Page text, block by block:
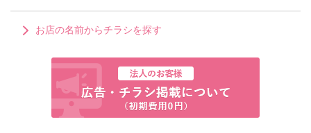
お店の名前からチラシを探す